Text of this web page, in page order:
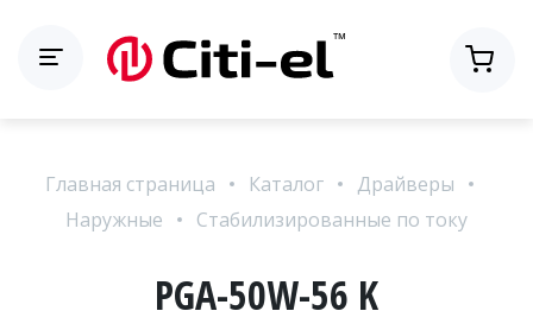
Главная страница Каталог
Драйверы
Наружные
Стабилизированные по току
PGA-50W-56 K